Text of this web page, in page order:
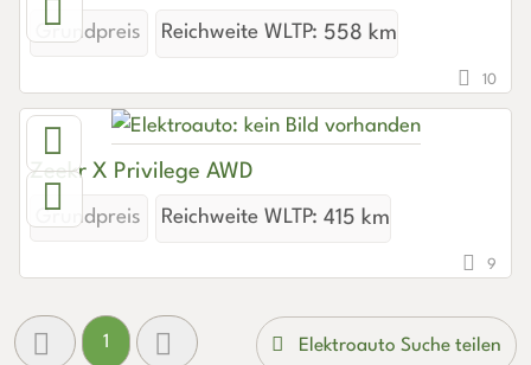
Grundpreis Reichweite WLTP: 558 km
10
Zeekr X Privilege AWD
Grundpreis Reichweite WLTP: 415 km
9
1 Elektroauto Suche teilen